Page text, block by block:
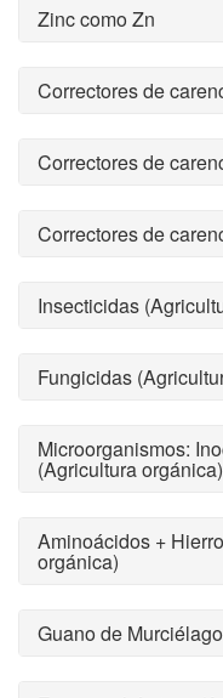
Zinc como Zn
Correctores de
Correctores de
Correctores de
Insecticidas
Fungicidas
Microorganismos:
(Agricultura orgánica)
Aminoácidos +
orgánica)
Guano de